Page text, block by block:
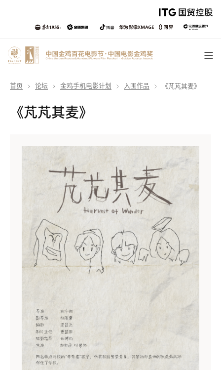
首页 论坛 金鸡手机电影计划 入围作品 《芃芃其麦》
《芃芃其麦》